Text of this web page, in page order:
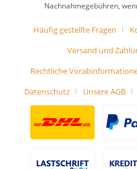
Nachnahmegebühren,
Häufig gestellte Fragen
Versand und
Rechtliche
Datenschutz
Unsere AGB